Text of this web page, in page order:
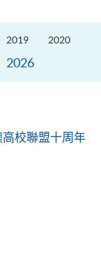
2019 2020
2026
校聯盟十周年